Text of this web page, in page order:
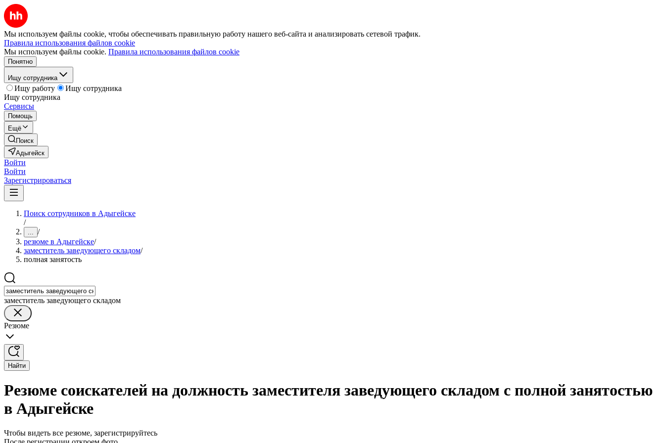
Мы используем файлы cookie, чтобы обеспечивать правильную работу нашего веб-сайта и анализировать сетевой трафик.
Правила использования файлов cookie
Мы используем файлы cookie. Правила использования файлов cookie
Понятно
Ищу сотрудника
Ищу работу
Ищу сотрудника
Ищу сотрудника
Сервисы
Помощь
Ещё
Поиск
Адыгейск
Войти
Войти
Зарегистрироваться
Поиск сотрудников в Адыгейске
/
... /
резюме в Адыгейске/
заместитель заведующего складом/
полная занятость
заместитель заведующего складом
Резюме
Найти
Резюме соискателей на должность заместителя заведующего складом с полной занятостью
в Адыгейске
Чтобы видеть все резюме, зарегистрируйтесь